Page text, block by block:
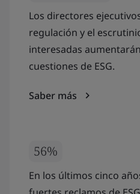
Los directores
regulación y el
interesadas
cuestiones de ESG.
Saber más
56%
En los últimos cinco